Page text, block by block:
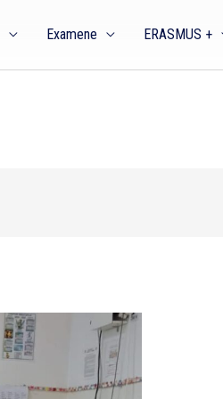
Examene ERASMUS +